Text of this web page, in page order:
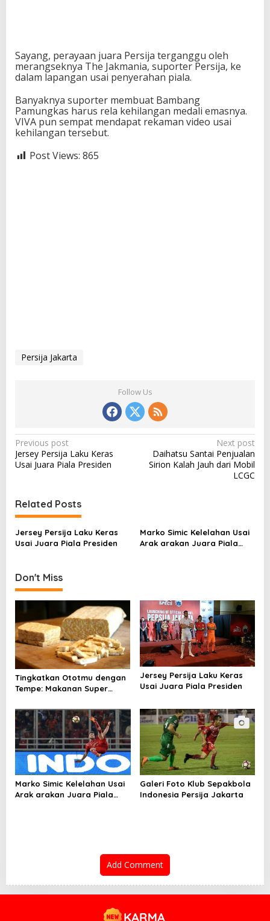
Sayang, perayaan juara Persija terganggu oleh
merangseknya The Jakmania, suporter Persija, ke
dalam lapangan usai penyerahan piala.
Banyaknya suporter membuat Bambang
Pamungkas harus rela kehilangan medali emasnya.
VIVA pun sempat mendapat rekaman video usai
kehilangan tersebut.
Post Views: 865
Persija Jakarta
Follow Us
P
o
t
n
a
v
g
a
i
o
n
Previous post
Jersey Persija Laku Keras
Usai Juara Piala Presiden
Next post
Daihatsu Santai Penjualan
Sirion Kalah Jauh dari Mobil
LCGC
Related Posts
Jersey Persija Laku Keras
Usai Juara Piala Presiden
Marko Simic Kelelahan Usai
Arak arakan Juara Piala
Don't Miss
Tingkatkan Ototmu dengan
Tempe: Makanan Super
Jersey Persija Laku Keras
Usai Juara Piala Presiden
Marko Simic Kelelahan Usai
Arak arakan Juara Piala
Galeri Foto Klub Sepakbola
Indonesia Persija Jakarta
Add Comment